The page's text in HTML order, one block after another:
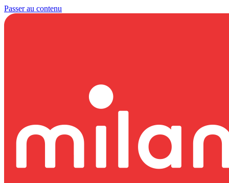
Passer au contenu